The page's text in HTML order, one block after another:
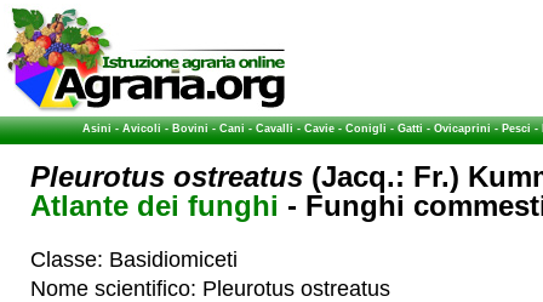
Asini-Avicoli-Bovini-Cani-Cavalli-Cavie-Conigli-Gatti-Ovicaprini-Pesci-
Pleurotus ostreatus (Jacq.: Fr.)
Atlante dei funghi - Funghi
Classe: Basidiomiceti
Nome scientifico: Pleurotus ostreatus